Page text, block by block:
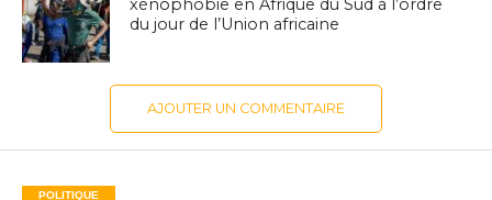
xénophobie en Afrique du Sud à l’ordre
du jour de l’Union africaine
AJOUTER UN COMMENTAIRE
POLITIQUE